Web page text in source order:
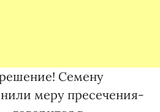
Семену
меру пресечения-